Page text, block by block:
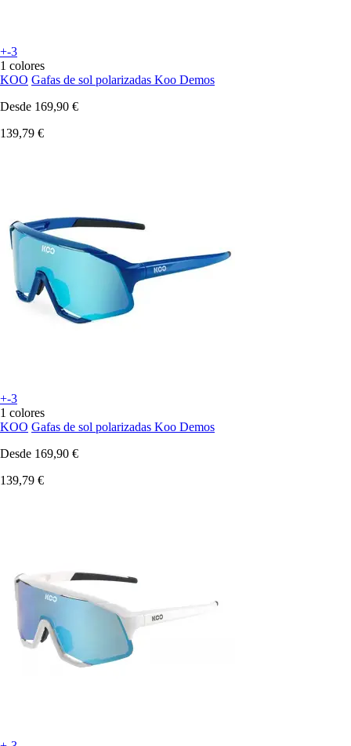
+-3
1 colores
KOO Gafas de sol polarizadas Koo Demos
Desde 169,90 €
139,79 €
+-3
1 colores
KOO Gafas de sol polarizadas Koo Demos
Desde 169,90 €
139,79 €